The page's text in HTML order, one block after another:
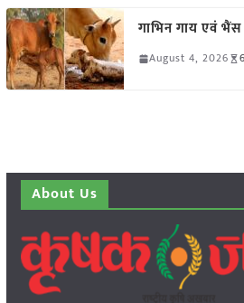
गाभिन गाय एवं
August 4, 2026
About Us